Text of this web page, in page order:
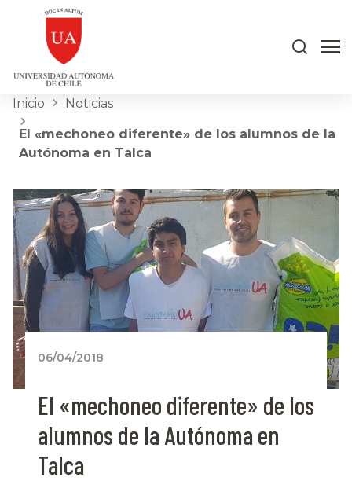
Inicio Noticias
El «mechoneo diferente» de los alumnos de la
Autónoma en Talca
06/04/2018
El «mechoneo diferente» de los
alumnos de la Autónoma en
Talca